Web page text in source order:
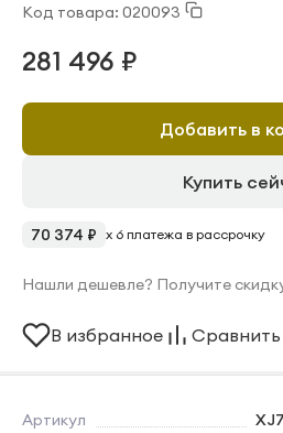
Код товара: 020093
Артикул
281 496 ₽
Добавить в
Купить
70 374 ₽ x 6 платежа в рассрочку
Нашли дешевле? Получите
В избранное Сравнить